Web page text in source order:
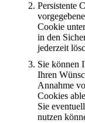
Persistente
Cookie
in den
jederzeit
Sie können
Ihren
Annahme
Cookies
Sie
nutzen